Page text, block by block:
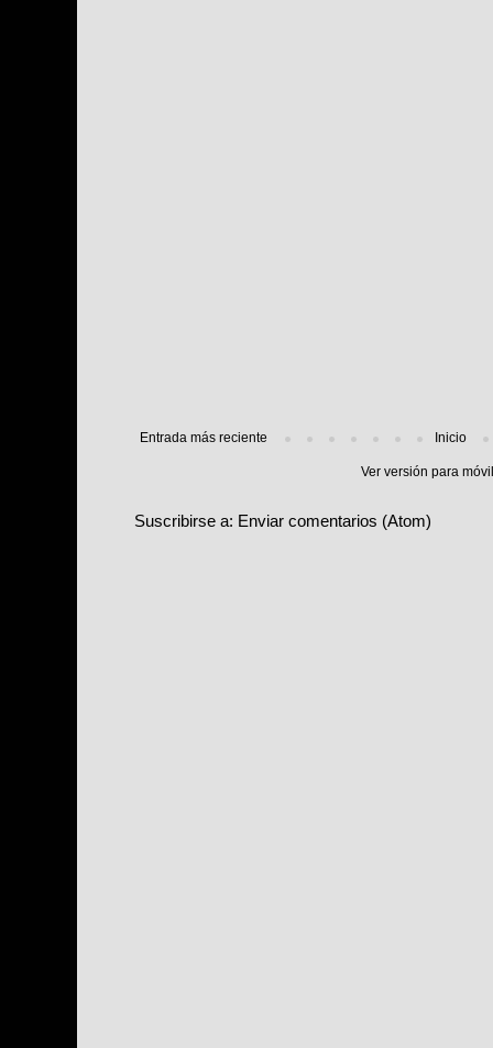
Entrada más reciente Inicio
Ver versión para
Suscribirse a: Enviar comentarios (Atom)